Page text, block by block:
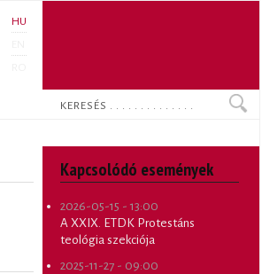
HU
Keresés
Kapcsolódó események
2026-05-15 - 13:00
A XXIX. ETDK Protestáns
teológia szekciója
2025-11-27 - 09:00